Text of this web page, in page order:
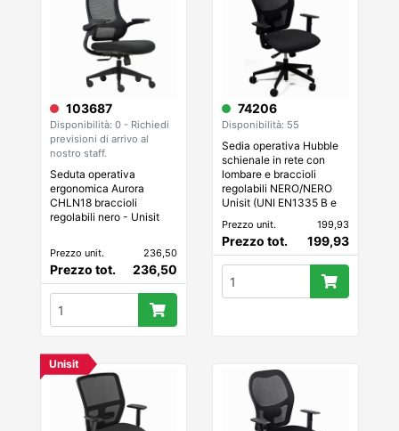
103687
Disponibilità: 0 - Richiedi
previsioni di arrivo al
nostro staff.
Seduta operativa
ergonomica Aurora
CHLN18 braccioli
regolabili nero - Unisit
Prezzo unit. 236,50
Prezzo tot. 236,50
74206
Disponibilità: 55
Sedia operativa Hubble
schienale in rete con
lombare e braccioli
regolabili NERO/NERO
Unisit (UNI EN1335 B e
D.L. 81/08)
Prezzo unit. 199,93
Prezzo tot. 199,93
Unisit